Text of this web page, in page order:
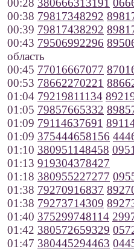
00:28 380666313191
00:38 79817348292
00:39 79817438292
00:43 79506992296
область
00:45 77016667077
00:53 78662270221
01:04 79219811134
01:05 79857665332
01:09 79114637691
01:09 375444658156
01:10 380951148458
01:13 919304378427
01:18 380955227277
01:38 79270916837
01:38 79273714309
01:40 375299748114
01:42 380572659329
01:47 380445294463